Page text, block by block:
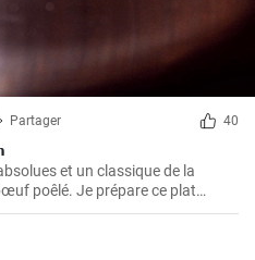
Partager 40
et un classique de la
poêlé. Je prépare ce plat
cuisine et j'ai fait de petits
perfectionner. Je suis très